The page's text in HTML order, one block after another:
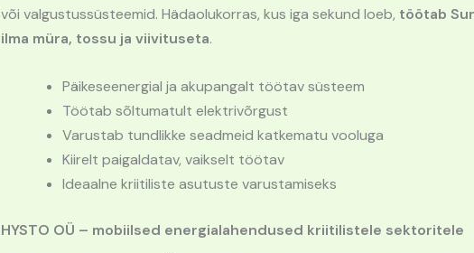
või valgustussüsteemid. Hädaolukorras, kus iga sekund loeb, töötab
ilma müra, tossu ja viivituseta.
Päikeseenergial ja akupangalt töötav süsteem
Töötab sõltumatult elektrivõrgust
Varustab tundlikke seadmeid katkematu vooluga
Kiirelt paigaldatav, vaikselt töötav
Ideaalne kriitiliste asutuste varustamiseks
HYSTO OÜ – mobiilsed energialahendused kriitilistele sektoritele